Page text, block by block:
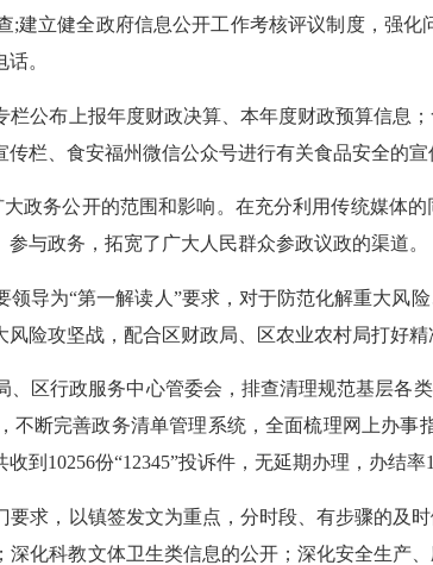
;建立健全政府信息公开工作考核评议制度，强
。
栏公布上报年度财政决算、本年度财政预算信息
栏、食安福州微信公众号进行有关食品安全的宣
政务公开的范围和影响。在充分利用传统媒体
与政务，拓宽了广大人民群众参政议政的渠道。
领导为“第一解读人”要求，对于防范化解重大风
险攻坚战，配合区财政局、区农业农村局打好
、区行政服务中心管委会，排查清理规范基层各
断完善政务清单管理系统，全面梳理网上办事
到10256份“12345”投诉件，无延期办理，办结率
要求，以镇签发文为重点，分时段、有步骤的及
化科教文体卫生类信息的公开；深化安全生产